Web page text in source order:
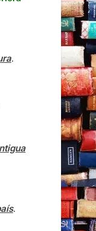
.
.